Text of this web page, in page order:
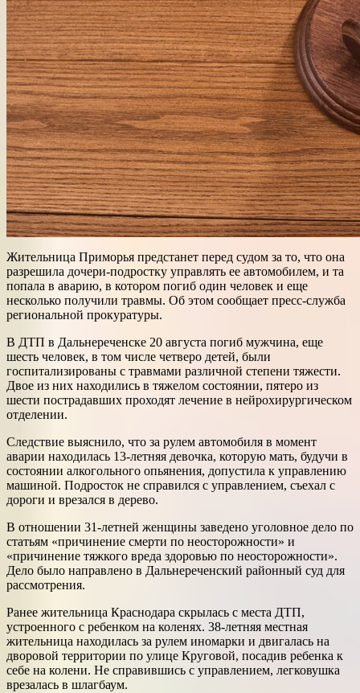
Жительница Приморья предстанет перед судом за то, что она
разрешила дочери-подростку управлять ее автомобилем, и та
попала в аварию, в котором погиб один человек и еще
несколько получили травмы. Об этом сообщает пресс-служба
региональной прокуратуры.
В ДТП в Дальнереченске 20 августа погиб мужчина, еще
шесть человек, в том числе четверо детей, были
госпитализированы с травмами различной степени тяжести.
Двое из них находились в тяжелом состоянии, пятеро из
шести пострадавших проходят лечение в нейрохирургическом
отделении.
Следствие выяснило, что за рулем автомобиля в момент
аварии находилась 13-летняя девочка, которую мать, будучи в
состоянии алкогольного опьянения, допустила к управлению
машиной. Подросток не справился с управлением, съехал с
дороги и врезался в дерево.
В отношении 31-летней женщины заведено уголовное дело по
статьям «причинение смерти по неосторожности» и
«причинение тяжкого вреда здоровью по неосторожности».
Дело было направлено в Дальнереченский районный суд для
рассмотрения.
Ранее жительница Краснодара скрылась с места ДТП,
устроенного с ребенком на коленях. 38-летняя местная
жительница находилась за рулем иномарки и двигалась на
дворовой территории по улице Круговой, посадив ребенка к
себе на колени. Не справившись с управлением, легковушка
врезалась в шлагбаум.